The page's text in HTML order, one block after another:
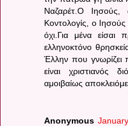
Ναζαρέτ.Ο Ιησούς,
Κοντολογίς, ο Ιησούς
όχι.Για μένα είσαι
ελληνοκτόνο
Έλλην που γνωρίζει
είναι χριστιανός
αμοιβαίως
Anonymous